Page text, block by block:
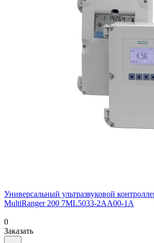
Универсальный ультразвуковой
MultiRanger 200 7ML5033-2AA00-1A
0
Заказать